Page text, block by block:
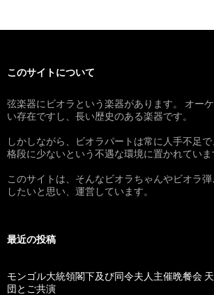
このサイトについて
弦楽器にビオラという楽器があります。 オー
い存在ですし、長い歴史のある楽器です。
しかしながら、ビオラパートは常に人手不足
格段に少ないという不遇な環境に置かれていま
このサイトは、そんなビオラちゃんやビオラ
したいと思い、運営しています。
最近の投稿
モンゴル大統領閣下及び同令夫人主催晩餐会
団とご共演